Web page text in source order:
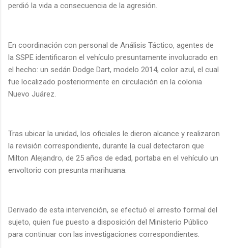
perdió la vida a consecuencia de la agresión.
En coordinación con personal de Análisis Táctico, agentes de
la SSPE identificaron el vehículo presuntamente involucrado en
el hecho: un sedán Dodge Dart, modelo 2014, color azul, el cual
fue localizado posteriormente en circulación en la colonia
Nuevo Juárez.
Tras ubicar la unidad, los oficiales le dieron alcance y realizaron
la revisión correspondiente, durante la cual detectaron que
Milton Alejandro, de 25 años de edad, portaba en el vehículo un
envoltorio con presunta marihuana.
Derivado de esta intervención, se efectuó el arresto formal del
sujeto, quien fue puesto a disposición del Ministerio Público
para continuar con las investigaciones correspondientes.